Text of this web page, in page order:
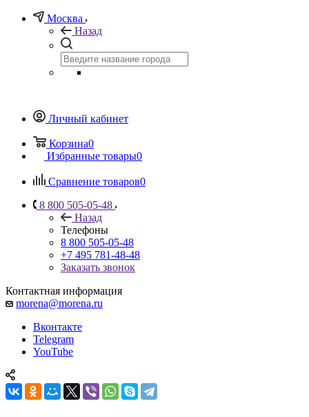
Москва
Назад
Личный кабинет
Корзина0
Избранные товары0
Сравнение товаров0
8 800 505-05-48
Назад
Телефоны
8 800 505-05-48
+7 495 781-48-48
Заказать звонок
Контактная информация
morena@morena.ru
Вконтакте
Telegram
YouTube